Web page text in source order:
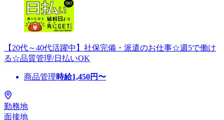
【20代～40代活躍中】社保完備・派遣のお仕事☆週5で働け
る☆品質管理/日払いOK
商品管理時給1,450円〜
勤務地
面接地